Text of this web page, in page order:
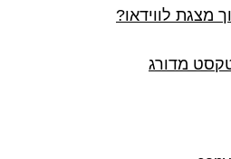
מצגת לווידאו?
מדורג